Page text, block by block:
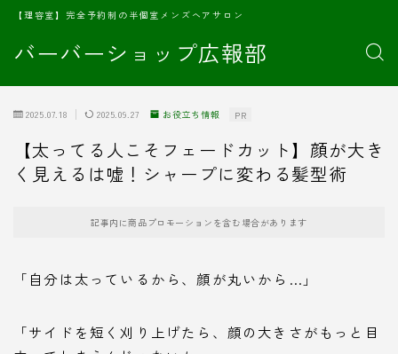
バーバーショップ広報部
【理容室】完全予約制の半個室メンズヘアサロン
2025.07.18 2025.09.27 お役立ち情報 PR
【太ってる人こそフェードカット】顔が大き
く見えるは嘘！シャープに変わる髪型術
記事内に商品プロモーションを含む場合があります
「自分は太っているから、顔が丸いから…」
「サイドを短く刈り上げたら、顔の大きさがもっと目